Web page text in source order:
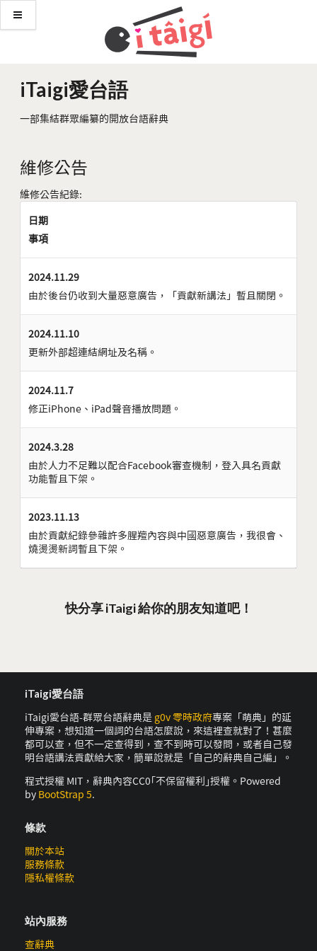
iTaigi愛台語
一部集結群眾編纂的開放台語辭典
維修公告
維修公告紀錄:
日期
事項
2024.11.29
由於後台仍收到大量惡意廣告，「貢獻新講法」暫且關閉。
2024.11.10
更新外部超連結網址及名稱。
2024.11.7
修正iPhone、iPad聲音播放問題。
2024.3.28
由於人力不足難以配合Facebook審查機制，登入具名貢獻
功能暫且下架。
2023.11.13
由於貢獻紀錄參雜許多腥羶內容與中國惡意廣告，我很會、
燒燙燙新詞暫且下架。
快分享 iTaigi 給你的朋友知道吧！
iTaigi愛台語
iTaigi愛台語-群眾台語辭典是 g0v 零時政府專案「萌典」的延
伸專案，想知道一個詞的台語怎麼說，來這裡查就對了！甚麼
都可以查，但不一定查得到，查不到時可以發問，或者自己發
明台語講法貢獻給大家，簡單說就是「自己的辭典自己編」。
程式授權 MIT，辭典內容CC0｢不保留權利｣授權。Powered
by BootStrap 5.
條款
關於本站
服務條款
隱私權條款
站內服務
查辭典